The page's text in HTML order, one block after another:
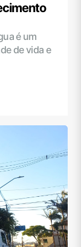
é um
de vida e